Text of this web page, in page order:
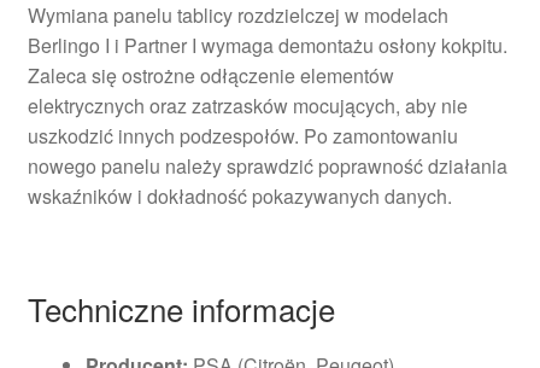
Wymiana panelu tablicy rozdzielczej w modelach
Berlingo I i Partner I wymaga demontażu osłony kokpitu.
Zaleca się ostrożne odłączenie elementów
elektrycznych oraz zatrzasków mocujących, aby nie
uszkodzić innych podzespołów. Po zamontowaniu
nowego panelu należy sprawdzić poprawność działania
wskaźników i dokładność pokazywanych danych.
Techniczne informacje